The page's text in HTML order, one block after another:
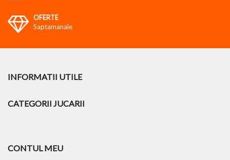
OFERTE
Saptamanale
INFORMATII UTILE
CATEGORII JUCARII
CONTUL MEU